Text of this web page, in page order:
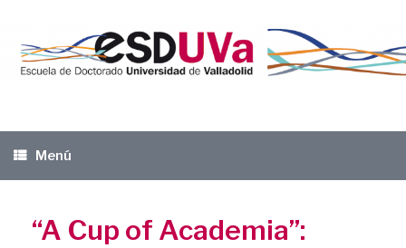
contenido
Menú
“A Cup of Academia”: